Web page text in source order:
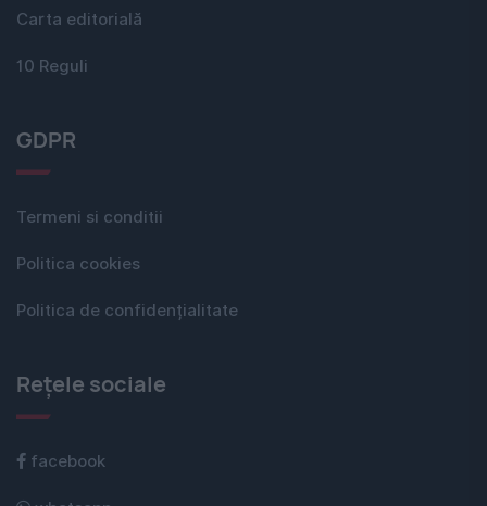
Carta editorială
10 Reguli
GDPR
Termeni si conditii
Politica cookies
Politica de confidențialitate
Rețele sociale
facebook